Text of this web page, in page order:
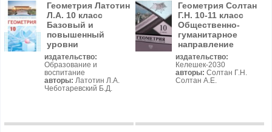
Геометрия Латотин
Л.А. 10 класс
Базовый и
повышенный
уровни
издательство:
Образование и
воспитание
авторы: Латотин Л.А.
Чеботаревский Б.Д.
Геометрия Солтан
Г.Н. 10-11 класс
Общественно-
гуманитарное
направление
издательство:
Келешек-2030
авторы: Солтан Г.Н.
Солтан А.Е.